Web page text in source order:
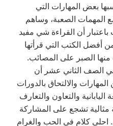
بعض المهارات التي
المهمات الصعبة، وساهم
أن القراءة شي مفيد
أفضل الكتب التي قرأتها
الصبر على المصائب.
الصف الثاني عشر أن
والالتحاق بالدورات
والتعاون والتعارف
تشجع على المشاركة
احلى كلام في الحب والغرام